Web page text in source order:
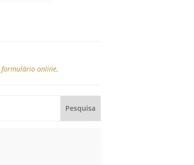
formulário online.